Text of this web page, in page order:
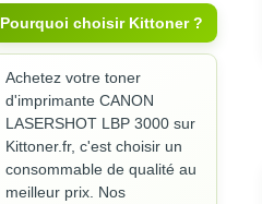
Pourquoi choisir Kittoner ?
Achetez votre toner
d'imprimante CANON
LASERSHOT LBP 3000 sur
Kittoner.fr, c'est choisir un
consommable de qualité au
meilleur prix. Nos